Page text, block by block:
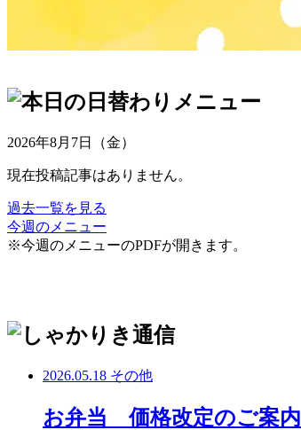
2026年8月7日（金）
現在投稿記事はありません。
過去一覧を見る
今週のメニュー
※今週のメニューのPDFが開きます。
2026.05.18 その他
お弁当 価格改定のご案内